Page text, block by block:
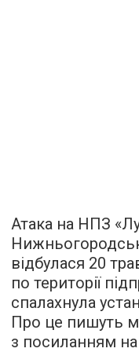
Атака на НПЗ
відбулася 20
по території
спалахнула
Про це пишуть
з посиланням на